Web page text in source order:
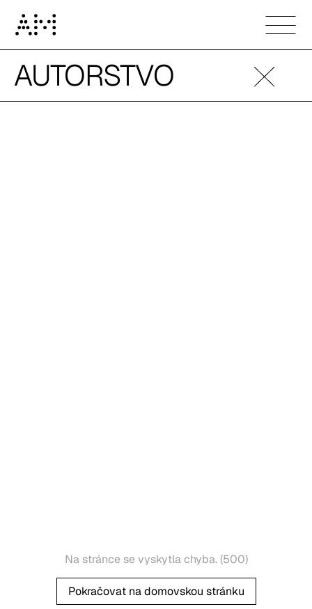
AUTORSTVO
Na stránce se vyskytla chyba. (500)
Pokračovat na domovskou stránku